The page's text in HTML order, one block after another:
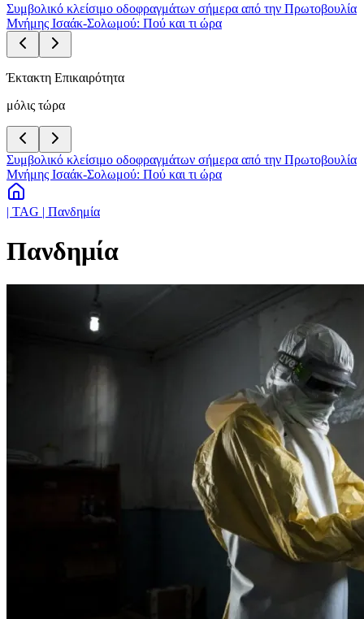
Συμβολικό κλείσιμο οδοφραγμάτων σήμερα από την Πρωτοβουλία
Μνήμης Ισαάκ-Σολωμού: Πού και τι ώρα
Έκτακτη Επικαιρότητα
μόλις τώρα
Συμβολικό κλείσιμο οδοφραγμάτων σήμερα από την Πρωτοβουλία
Μνήμης Ισαάκ-Σολωμού: Πού και τι ώρα
| TAG | Πανδημία
Πανδημία